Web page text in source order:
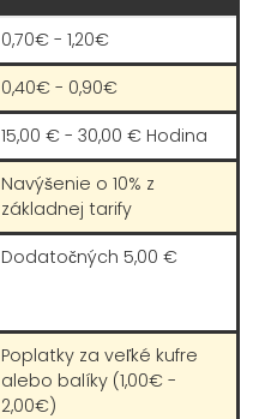
0,70€ - 1,20€
0,40€ - 0,90€
15,00 € - 30,00 € Hodina
Navýšenie o 10% z
základnej tarify
Dodatočných 5,00 €
Poplatky za veľké kufre
alebo balíky (1,00€ -
2,00€)